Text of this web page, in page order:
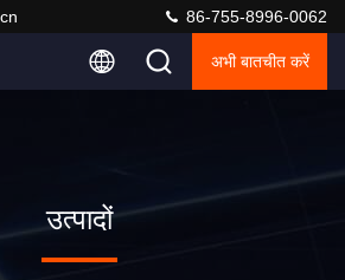
86-755-8996-0062
अभी बातचीत करें
उत्पादों